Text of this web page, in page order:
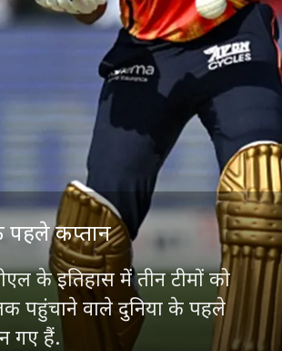
के इतिहास में तीन टीमों को
पहुंचाने वाले दुनिया के पहले
गए हैं.
पहले कप्‍तान